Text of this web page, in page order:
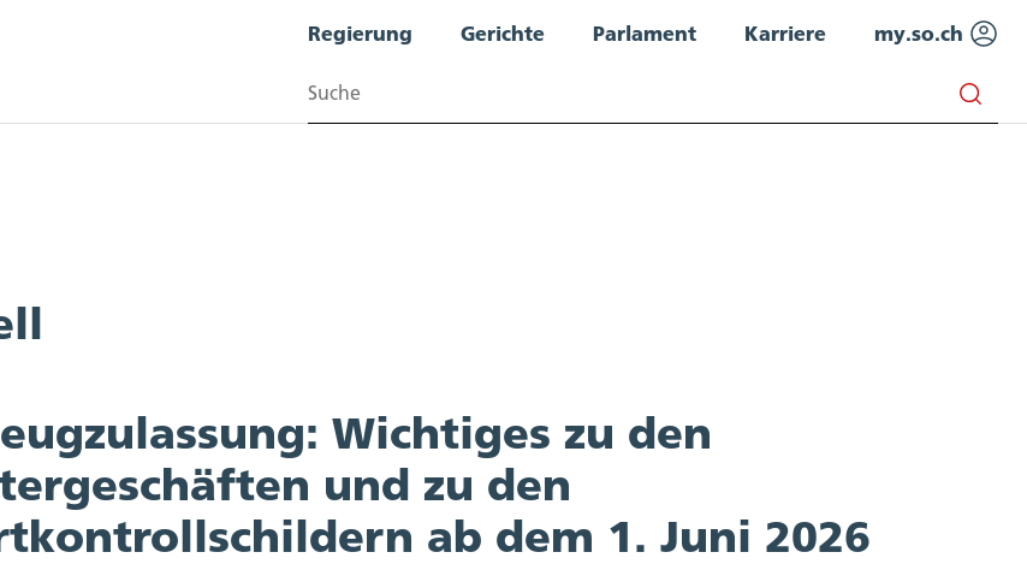
Regierung Gerichte Parlament Karriere my.so.ch
Suchen
Wichtiges zu den
und zu den
ab dem 1. Juni 2026